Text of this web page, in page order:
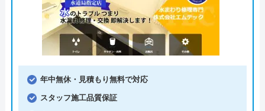
年中無休・見積もり無料で対応
スタッフ施工品質保証